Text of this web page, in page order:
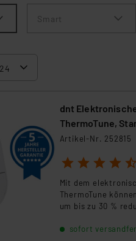
Smart
dnt
ThermoTune,
Batterielaufzeit
Artikel-Nr. 252815
1 2 3 4 5
Mit dem
ThermoTune
um bis zu 30 %
sofort